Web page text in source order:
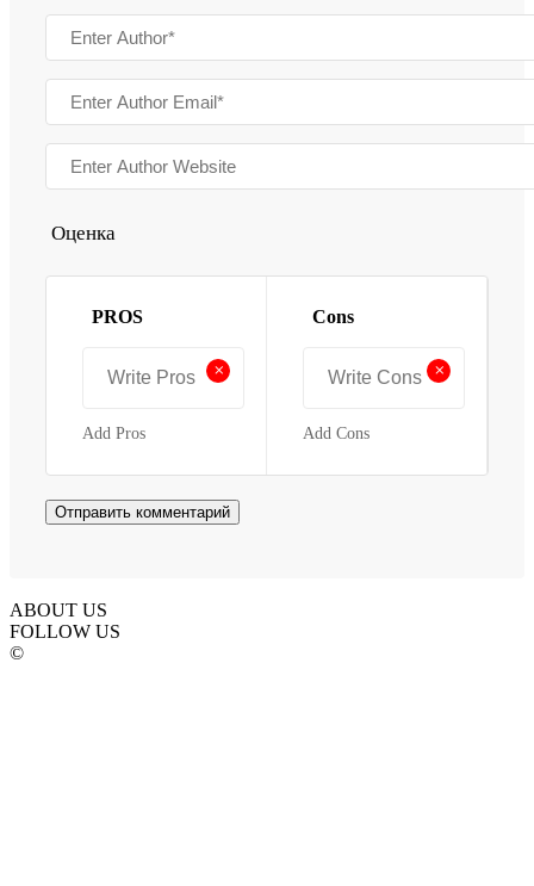
Оценка
PROS
+
Add Pros
Cons
+
Add Cons
ABOUT US
FOLLOW US
©